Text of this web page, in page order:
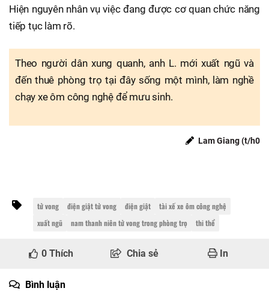
Hiện nguyên nhân vụ việc đang được cơ quan chức năng
tiếp tục làm rõ.
Theo người dân xung quanh, anh L. mới xuất ngũ và
đến thuê phòng trọ tại đây sống một mình, làm nghề
chạy xe ôm công nghệ để mưu sinh.
Lam Giang (t/h0
tử vong điện giật tử vong điện giật
tài xế xe ôm công nghệ
xuất ngũ
nam thanh niên tử vong trong phòng trọ thi thể
0 Thích Chia sẻ In
Bình luận